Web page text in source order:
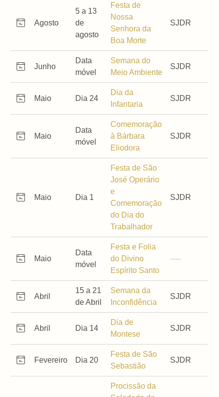
Agosto
5 a 13
de
agosto
Festa de
Nossa
Senhora da
Boa Morte
SJDR
Junho
Data
móvel
Semana do
Meio Ambiente
SJDR
Maio Dia 24
Dia da
Infantaria
SJDR
Maio
Data
móvel
Comemoração
à Bárbara
Eliodora
SJDR
Maio Dia 1
Festa de São
José Operário
e
Comemoração
do Dia do
Trabalhador
SJDR
Maio
Data
móvel
Festa e Folia
do Divino
Espírito Santo
Abril
15 a 21
de Abril
Semana da
Inconfidência
SJDR
Abril Dia 14
Dia de
Montese
SJDR
Fevereiro Dia 20
Festa de São
Sebastião
SJDR
Procissão da